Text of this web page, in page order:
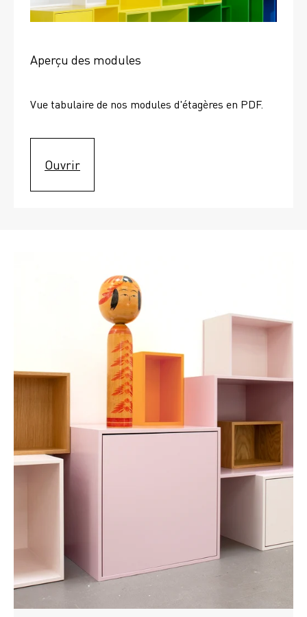
Aperçu des modules
Vue tabulaire de nos modules d'étagères en PDF.
Ouvrir